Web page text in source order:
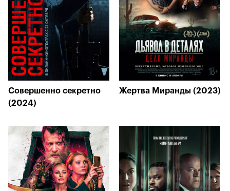
Совершенно секретно
(2024)
Жертва Миранды (2023)